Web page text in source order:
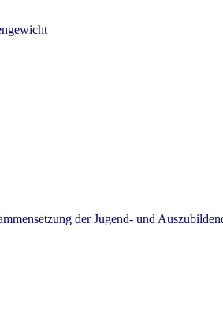
der Jugend- und